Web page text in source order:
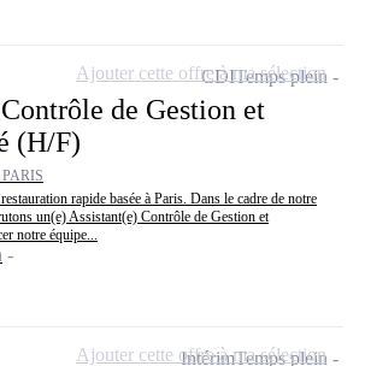
de Gestion et
(H/F)
rapide basée à Paris. Dans le cadre de notre
un(e) Assistant(e) Contrôle de Gestion et
notre équipe...
CDITemps plein
Ajouter cette offre à ma sélection
IntérimTemps plein
Ajouter cette offre à ma sélection